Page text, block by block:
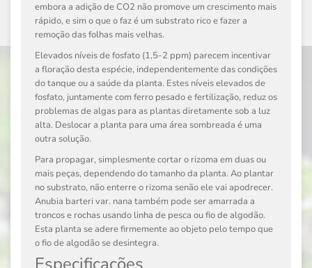
embora a adição de CO2 não promove um crescimento mais
rápido, e sim o que o faz é um substrato rico e fazer a
remoção das folhas mais velhas.
Elevados níveis de fosfato (1,5-2 ppm) parecem incentivar
a floração desta espécie, independentemente das condições
do tanque ou a saúde da planta. Estes níveis elevados de
fosfato, juntamente com ferro pesado e fertilização, reduz os
problemas de algas para as plantas diretamente sob a luz
alta. Deslocar a planta para uma área sombreada é uma
outra solução.
Para propagar, simplesmente cortar o rizoma em duas ou
mais peças, dependendo do tamanho da planta. Ao plantar
no substrato, não enterre o rizoma senão ele vai apodrecer.
Anubia barteri var. nana também pode ser amarrada a
troncos e rochas usando linha de pesca ou fio de algodão.
Esta planta se adere firmemente ao objeto pelo tempo que
o fio de algodão se desintegra.